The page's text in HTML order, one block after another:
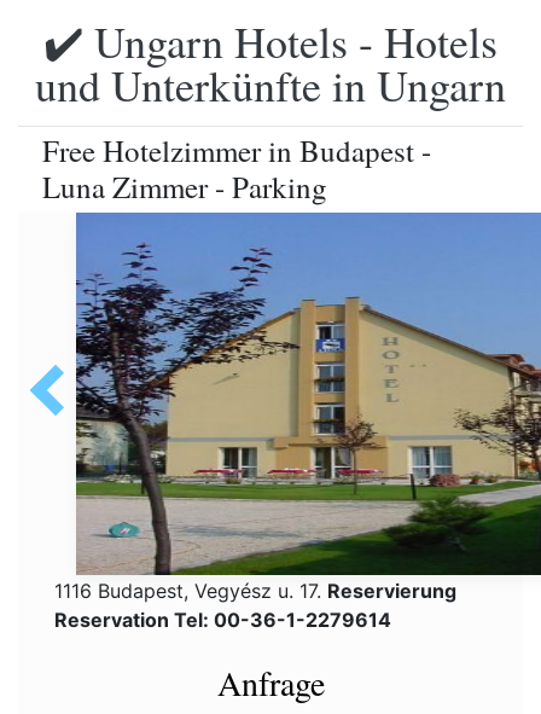
✔️ Ungarn Hotels - Hotels
und Unterkünfte in Ungarn
Free Hotelzimmer in Budapest -
Luna Zimmer - Parking
1116 Budapest, Vegyész u. 17. Reservierung
Reservation Tel: 00-36-1-2279614
Anfrage